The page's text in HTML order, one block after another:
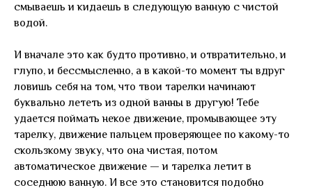
смываешь и кидаешь в следующую ванную с чистой
водой.
И вначале это как будто противно, и отвратительно, и
глупо, и бессмысленно, а в какой-то момент ты вдруг
ловишь себя на том, что твои тарелки начинают
буквально лететь из одной ванны в другую! Тебе
удается поймать некое движение, промывающее эту
тарелку, движение пальцем проверяющее по какому-то
скользкому звуку, что она чистая, потом
автоматическое движение — и тарелка летит в
соседнюю ванную. И все это становится подобно